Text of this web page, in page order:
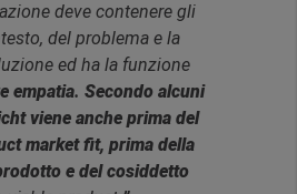
deve contenere gli
del problema e la
ed ha la funzione
empatia. Secondo alcuni
viene anche prima del
market fit, prima della
e del cosiddetto